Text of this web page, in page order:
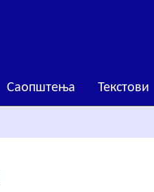
Саопштења Текстови